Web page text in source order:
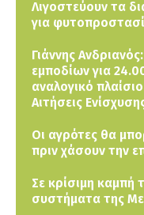
Λιγοστεύουν τα
για
Γιάννης
εμποδίων για
αναλογικό
Αιτήσεις
Οι αγρότες θα
πριν χάσουν την
Σε κρίσιμη καμπή
συστήματα της